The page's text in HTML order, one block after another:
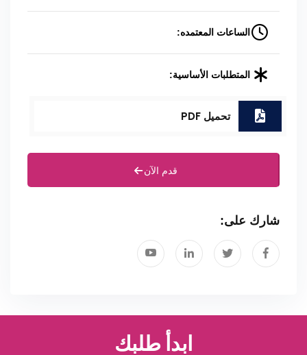
الساعات المعتمده:
المتطلبات الأساسية:
تحميل PDF
قدم الآن
شارك على:
ابدأ طلبك